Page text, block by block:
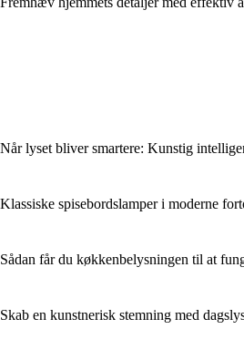
Når lyset bliver smartere: Kunstig
Klassiske spisebordslamper i moderne
Sådan får du køkkenbelysningen til at
Skab en kunstnerisk stemning med